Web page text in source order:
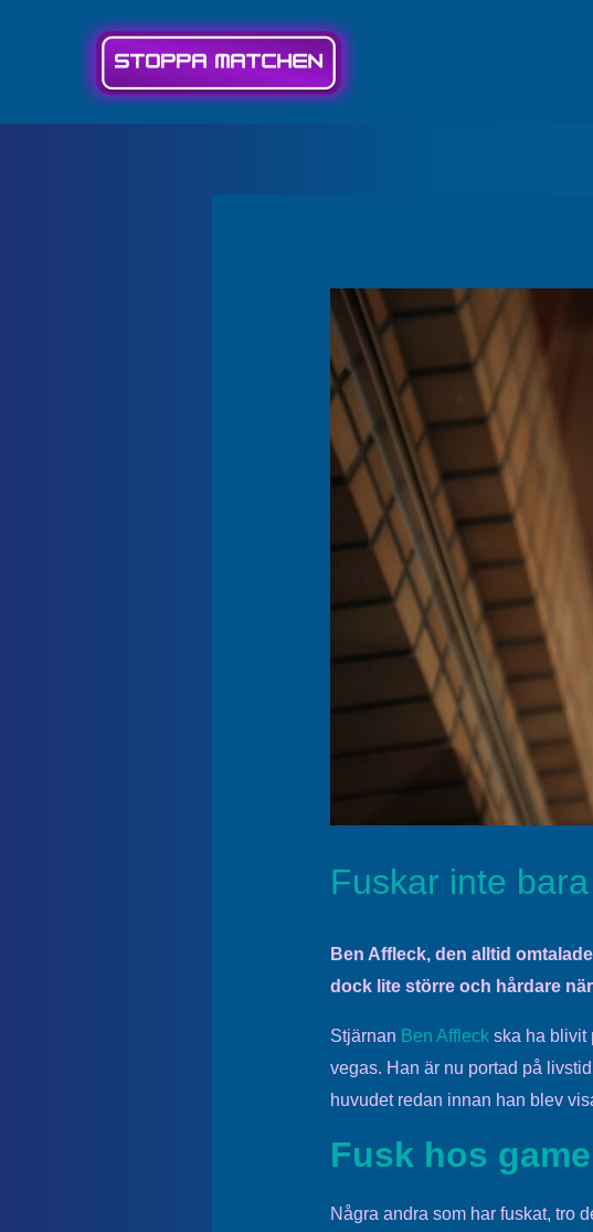
Fuskar inte
Ben Affleck, den alltid
dock lite större och hårdare
Stjärnan Ben Affleck ska ha blivit
vegas. Han är nu portad på
huvudet redan innan han blev
Fusk hos
Några andra som har fuskat, tro